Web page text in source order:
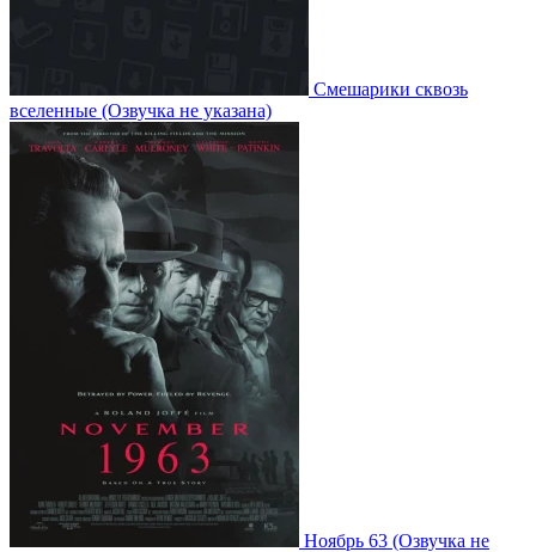
Смешарики сквозь
вселенные (Озвучка не указана)
Ноябрь 63 (Озвучка не